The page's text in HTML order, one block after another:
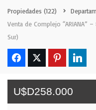
Propiedades (122)
Venta de Complejo “ARIANA”
Sur)
U$D258.000